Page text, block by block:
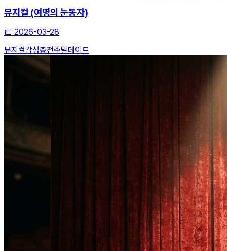
뮤지컬 (여명의 눈동자)
📅 2026-03-28
뮤지컬감성충전주말데이트